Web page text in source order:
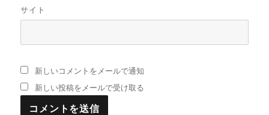
サイト
新しいコメントをメールで通知
新しい投稿をメールで受け取る